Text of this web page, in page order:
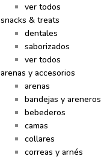
ver todos
snacks & treats
dentales
saborizados
ver todos
arenas y accesorios
arenas
bandejas y areneros
bebederos
camas
collares
correas y arnés